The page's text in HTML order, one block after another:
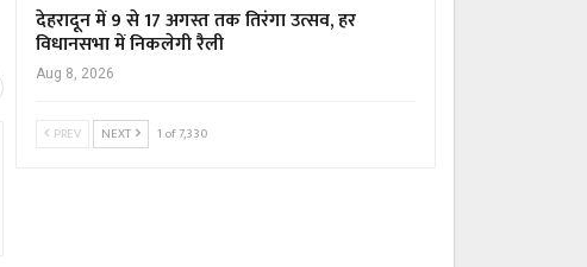
देहरादून में 9 से 17 अगस्त तक तिरंगा उत्सव, हर
विधानसभा में निकलेगी रैली
Aug 8, 2026
PREV NEXT 1 of 7,330